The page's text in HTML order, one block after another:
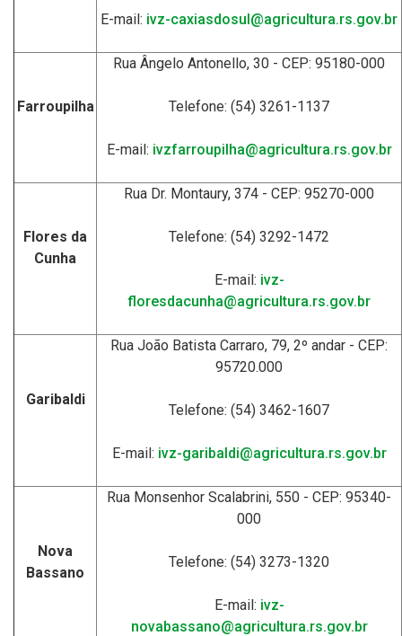
E-mail: ivz-caxiasdosul@agricultura.rs.gov.br
Farroupilha
Rua Ângelo Antonello, 30 - CEP: 95180-000
Telefone: (54) 3261-1137
E-mail: ivzfarroupilha@agricultura.rs.gov.br
Flores da
Cunha
Rua Dr. Montaury, 374 - CEP: 95270-000
Telefone: (54) 3292-1472
E-mail: ivz-
floresdacunha@agricultura.rs.gov.br
Garibaldi
Rua João Batista Carraro, 79, 2º andar - CEP:
95720.000
Telefone: (54) 3462-1607
E-mail: ivz-garibaldi@agricultura.rs.gov.br
Nova
Bassano
Rua Monsenhor Scalabrini, 550 - CEP: 95340-
000
Telefone: (54) 3273-1320
E-mail: ivz-
novabassano@agricultura.rs.gov.br